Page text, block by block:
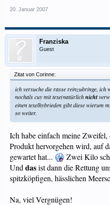
20. Januar 2007
Franziska
Guest
Zitat von Corinne:
ich versuche die rasse reinzubringe, ich
nochals cuy mit texe(natürlichnicht
einen texelhybrieden gibt diese wierum
so weiter.
Ich habe einfach meine Zweifel,
Produkt hervorgehen wird, auf
gewartet hat...
Zwei Kilo
Und dasist dann die Rettung
spitzköpfigen, hässlichen
Na, viel Vergnügen!